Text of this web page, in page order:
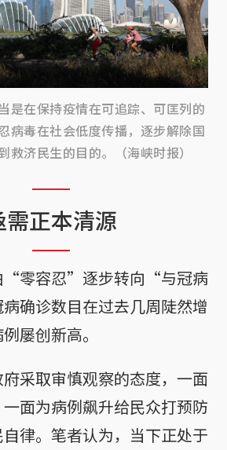
是在保持疫情在可追踪、可匡列的
病毒在社会低度传播，逐步解除国
救济民生的目的。（海峡时报）
需正本清源
“零容忍”逐步转向“与冠病
确诊数目在过去几周陡然增
屡创新高。
采取审慎观察的态度，一面
面为病例飙升给民众打预防
律。笔者认为，当下正处于